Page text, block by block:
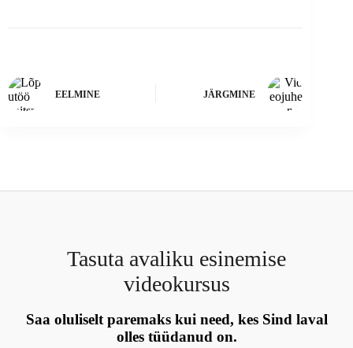
EELMINE JÄRGMINE
Tasuta avaliku esinemise
videokursus
Saa oluliselt paremaks kui need, kes Sind laval
olles tüüdanud on.